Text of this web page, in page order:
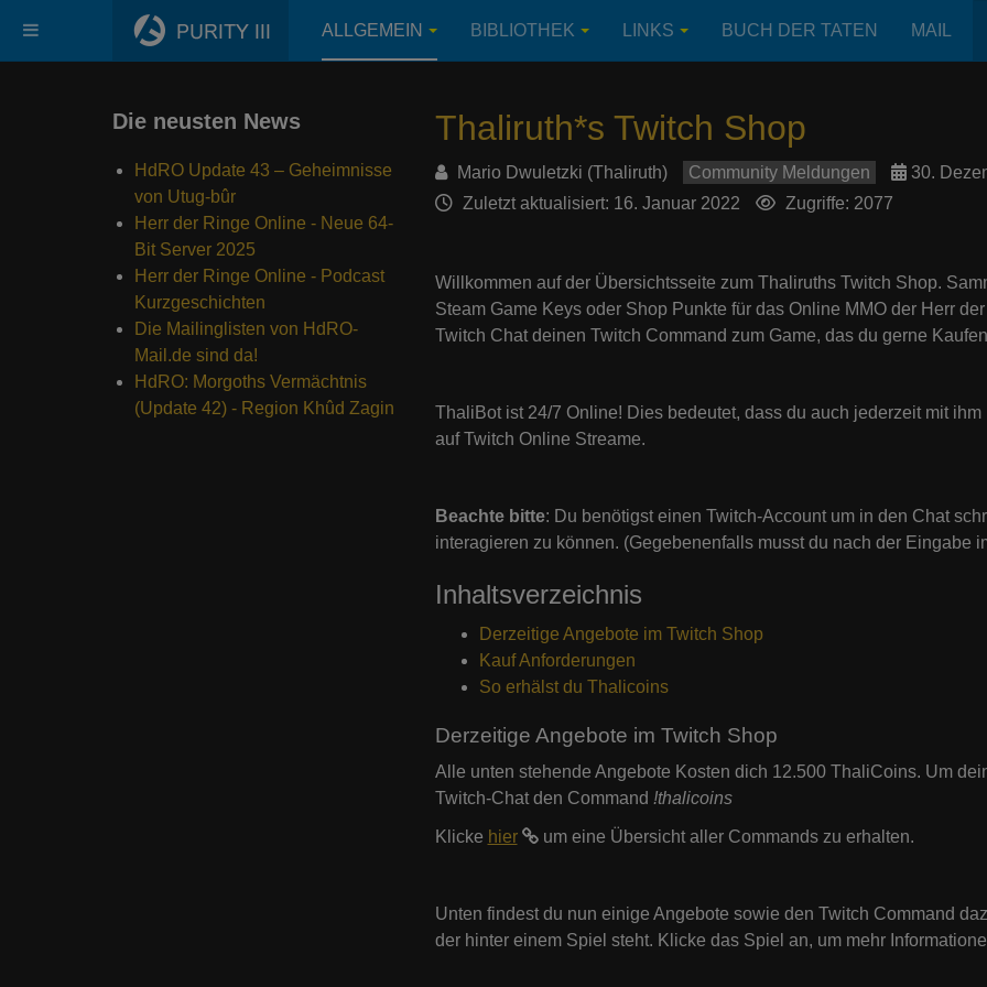
ALLGEMEIN BIBLIOTHEK LINKS BUCH DER TATEN MAIL
Thaliruth*s Twitch Shop
Mario Dwuletzki (Thaliruth) Community Meldungen
30.
Zuletzt aktualisiert: 16. Januar 2022
Zugriffe: 2077
Willkommen auf der Übersichtsseite zum Thaliruths Twitch Shop.
Steam Game Keys oder Shop Punkte für das Online MMO der Herr
Twitch Chat deinen Twitch Command zum Game, das du gerne
ThaliBot ist 24/7 Online! Dies bedeutet, dass du auch jederzeit mit
auf Twitch Online Streame.
Beachte bitte: Du benötigst einen Twitch-Account um in den Chat
interagieren zu können. (Gegebenenfalls musst du nach der Eingabe
Inhaltsverzeichnis
Derzeitige Angebote im Twitch Shop
Kauf Anforderungen
So erhälst du Thalicoins
Derzeitige Angebote im Twitch Shop
Alle unten stehende Angebote Kosten dich 12.500 ThaliCoins. Um
Twitch-Chat den Command !thalicoins
Klicke hier um eine Übersicht aller Commands zu erhalten.
Unten findest du nun einige Angebote sowie den Twitch Command
der hinter einem Spiel steht. Klicke das Spiel an, um mehr
Die neusten News
HdRO Update 43 – Geheimnisse
von Utug-bûr
Herr der Ringe Online - Neue 64-
Bit Server 2025
Herr der Ringe Online - Podcast
Kurzgeschichten
Die Mailinglisten von HdRO-
Mail.de sind da!
HdRO: Morgoths Vermächtnis
(Update 42) - Region Khûd Zagin